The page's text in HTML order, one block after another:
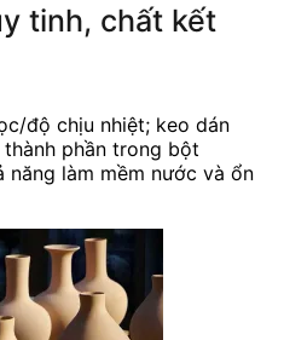
tinh, chất kết
độ chịu nhiệt; keo dán
phần trong bột
làm mềm nước và ổn